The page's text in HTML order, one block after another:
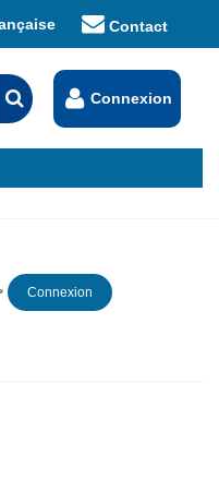
Contact
Connexion
Connexion